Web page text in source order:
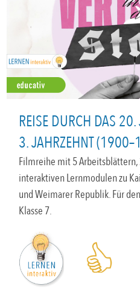
REISE DURCH DAS
3. JAHRZEHNT
Filmreihe mit 5 Arbeitsblättern,
interaktiven Lernmodulen zu
und Weimarer Republik. Für
Klasse 7.